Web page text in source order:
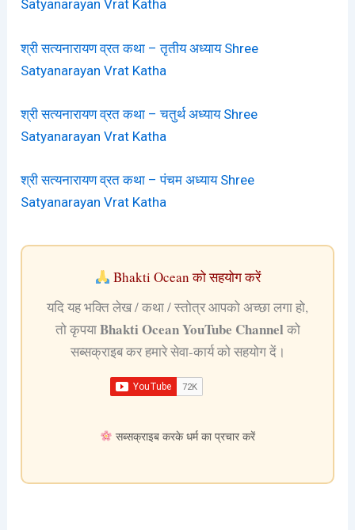
Satyanarayan Vrat Katha
श्री सत्यनारायण व्रत कथा – तृतीय अध्याय Shree
Satyanarayan Vrat Katha
श्री सत्यनारायण व्रत कथा – चतुर्थ अध्याय Shree
Satyanarayan Vrat Katha
श्री सत्यनारायण व्रत कथा – पंचम अध्याय Shree
Satyanarayan Vrat Katha
Bhakti Ocean को सहयोग करें
यदि यह भक्ति लेख / कथा / स्तोत्र आपको अच्छा लगा हो,
तो कृपयाBhakti Ocean YouTube Channel को
सब्सक्राइब कर हमारे सेवा-कार्य को सहयोग दें।
सब्सक्राइब करके धर्म का प्रचार करें